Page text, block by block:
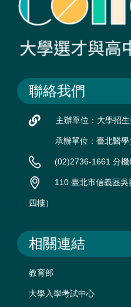
聯絡我們
主辦單位：大學招
承辦單位：臺北醫學
(02)2736-1661 分
110 臺北市信義區
四樓）
相關連結
教育部
大學入學考試中心